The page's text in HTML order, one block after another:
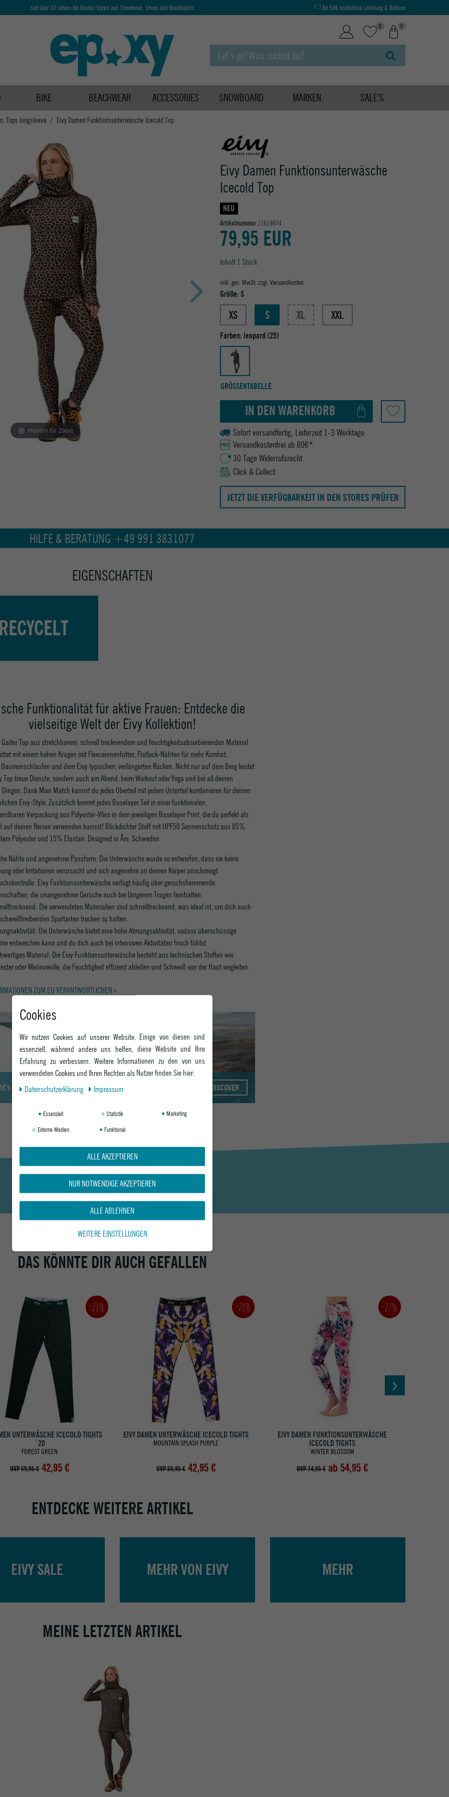
seit über 30 Jahren die Besten Styles aus Streetwear, Shoes und Boardsports Ab 50€ kostenlose Lieferung & Retoure
0 0
BIKE BEACHWEAR ACCESSORIES SNOWBOARD MARKEN SALE%
Tops longsleeve Eivy Damen Funktionsunterwäsche Icecold Top
Hovern für Zoom
Eivy Damen Funktionsunterwäsche
Icecold Top
NEU
Artikelnummer11619974
79,95 EUR
Inhalt 1 Stück
inkl. ges. MwSt. zzgl. Versandkosten
Größe:S
XS S XL XXL
Farben: leopard (25)
GRÖSSENTABELLE
IN DEN WARENKORB
Sofort versandfertig, Lieferzeit 1-3 Werktage
Versandkostenfrei ab 80€*
30 Tage Widerrufsrecht
Click & Collect
JETZT DIE VERFÜGBARKEIT IN DEN STORES PRÜFEN
HILFE & BERATUNG +49 991 3831077
EIGENSCHAFTEN
Funktionalität für aktive Frauen: Entdecke die
vielseitige Welt der Eivy Kollektion!
Top aus stretchbarem, schnell trocknendem und feuchtigkeitsabsorbierenden Material
mit einem hohen Kragen mit Fleeceinnenfutter, Flatlock-Nähten für mehr Komfort,
und dem Eivy typischen, verlängerten Rücken. Nicht nur auf dem Berg leistet
Top treue Dienste, sondern auch am Abend, beim Workout oder Yoga und bei all deinen
Dank Mixn Match kannst du jedes Oberteil mit jedem Unterteil kombinieren für deinen
Eivy-Style. Zusätzlich kommt jedes Baselayer Teil in einer funktionalen,
Verpackung aus Polyester-Vlies in dem jeweiligen Baselayer Print, die du perfekt als
auf deinen Reisen verwenden kannst! Blickdichter Stoff mit UPF50 Sonnenschutz aus 85%
Polyester und 15% Elastan. Designed in Åre, Schweden.
Nähte und angenehme Passform: Die Unterwäsche wurde so entworfen, dass sie keine
oder Irritationen verursacht und sich angenehm an deinen Körper anschmiegt.
Eivy Funktionsunterwäsche verfügt häufig über geruchshemmende
die unangenehme Gerüche auch bei längerem Tragen fernhalten.
Die verwendeten Materialien sind schnelltrocknend, was ideal ist, um dich auch
Sportarten trocken zu halten.
Die Unterwäsche bietet eine hohe Atmungsaktivität, sodass überschüssige
entweichen kann und du dich auch bei intensiven Aktivitäten frisch fühlst.
Material: Die Eivy Funktionsunterwäsche besteht aus technischen Stoffen wie
oder Merinowolle, die Feuchtigkeit effizient ableiten und Schweiß von der Haut wegleiten.
ZUM EU VERANTWORTLICHEN »
zum Epoxy Snowwear Guide DISCOVER
DAS KÖNNTE DIR AUCH GEFALLEN
-28%
UNTERWÄSCHE ICECOLD TIGHTS
´20
FOREST GREEN
UVP 59,95 € 42,95 €
-28%
EIVY DAMEN UNTERWÄSCHE ICECOLD TIGHTS
MOUNTAIN SPLASH PURPLE
UVP 59,95 € 42,95 €
-27%
EIVY DAMEN FUNKTIONSUNTERWÄSCHE
ICECOLD TIGHTS
WINTER BLOSSOM
UVP 74,95 € ab 54,95 €
ENTDECKE WEITERE ARTIKEL
EIVY SALE MEHR VON EIVY MEHR
MEINE LETZTEN ARTIKEL
Cookies
Wir nutzen Cookies auf unserer Website. Einige von diesen sind
essenziell, während andere uns helfen, diese Website und Ihre
Erfahrung zu verbessern. Weitere Informationen zu den von uns
verwendeten Cookies und Ihren Rechten als Nutzer finden Sie hier:
Daten­schutz­erklärung
Impressum
Essenziell Statistik
Marketing
Externe Medien
Funktional
ALLE AKZEPTIEREN
NUR NOTWENDIGE AKZEPTIEREN
ALLE ABLEHNEN
WEITERE EINSTELLUNGEN